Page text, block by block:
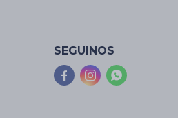
SEGUINOS
  